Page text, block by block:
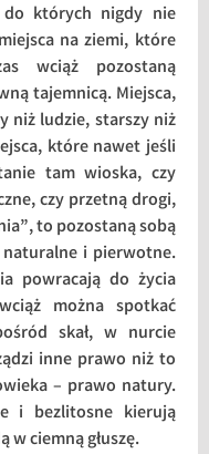
których nigdy nie
na ziemi, które
wciąż pozostaną
tajemnicą. Miejsca,
niż ludzie, starszy niż
które nawet jeśli
tam wioska, czy
czy przetną drogi,
to pozostaną sobą
naturalne i pierwotne.
powracają do życia
można spotkać
skał, w nurcie
inne prawo niż to
– prawo natury.
i bezlitosne kierują
w ciemną głuszę.